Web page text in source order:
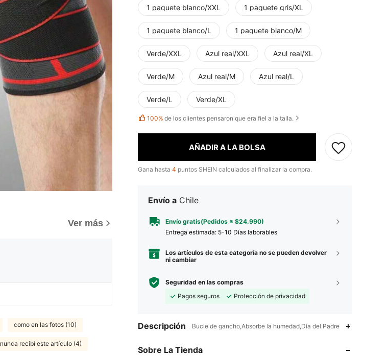
Ver más
como en las fotos (10)
nunca recibí este artículo (4)
1 paquete blanco/XXL 1 paquete gris/XL
1 paquete blanco/L 1 paquete blanco/M
Verde/XXL Azul real/XXL Azul real/XL
Verde/M Azul real/M Azul real/L
Verde/L Verde/XL
100% de los clientes pensaron que era fiel a la talla.
AÑADIR A LA BOLSA
Gana hasta 4 puntos SHEIN calculados al finalizar la compra.
Envío a Chile
Envío gratis(Pedidos ≥ $24.990)
Entrega estimada: 5-10 Días laborables
Los artículos de esta categoría no se pueden devolver
ni cambiar
Seguridad en las compras
Pagos seguros
Protección de privacidad
Descripción Bucle de gancho,Absorbe la humedad,Día del Padre
Sobre La Tienda
4,88